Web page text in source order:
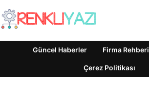
Güncel Haberler Firma Rehberi
Çerez Politikası